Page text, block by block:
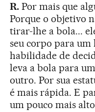
R.Por mais que
Porque o objetivo
tirar-lhe a bola...
seu corpo para um
habilidade de
leva a bola para
outro. Por sua
é mais rápida. E
um pouco mais